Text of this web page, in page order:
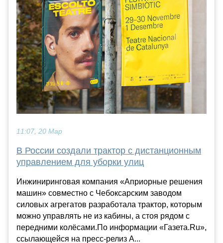
11:07, 20 Мар
В России создали трактор с дистанционным
управлением для уборки улиц
Инжиниринговая компания «Априорные решения
машин» совместно с Чебоксарским заводом
силовых агрегатов разработала трактор, которым
можно управлять не из кабины, а стоя рядом с
передними колёсами.По информации «Газета.Ru»,
ссылающейся на пресс-релиз А...